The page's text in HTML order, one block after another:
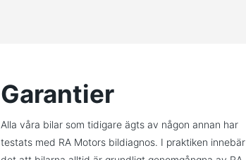
Garantier
Alla våra bilar som tidigare ägts av någon annan har
testats med RA Motors bildiagnos. I praktiken innebär